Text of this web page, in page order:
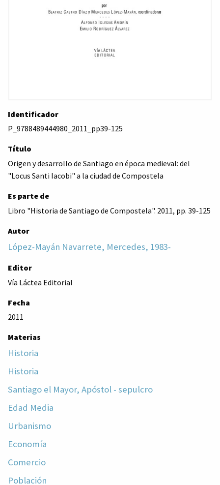
Identificador
P_9788489444980_2011_pp39-125
Título
Origen y desarrollo de Santiago en época medieval: del
"Locus Santi Iacobi" a la ciudad de Compostela
Es parte de
Libro "Historia de Santiago de Compostela". 2011, pp. 39-125
Autor
López-Mayán Navarrete, Mercedes, 1983-
Editor
Vía Láctea Editorial
Fecha
2011
Materias
Historia
Historia
Santiago el Mayor, Apóstol - sepulcro
Edad Media
Urbanismo
Economía
Comercio
Población